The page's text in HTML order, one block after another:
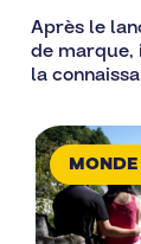
Après le
de
la